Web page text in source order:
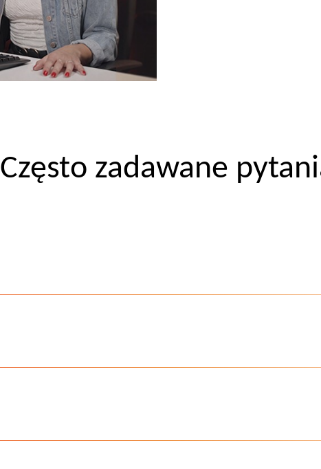
Często zadawane